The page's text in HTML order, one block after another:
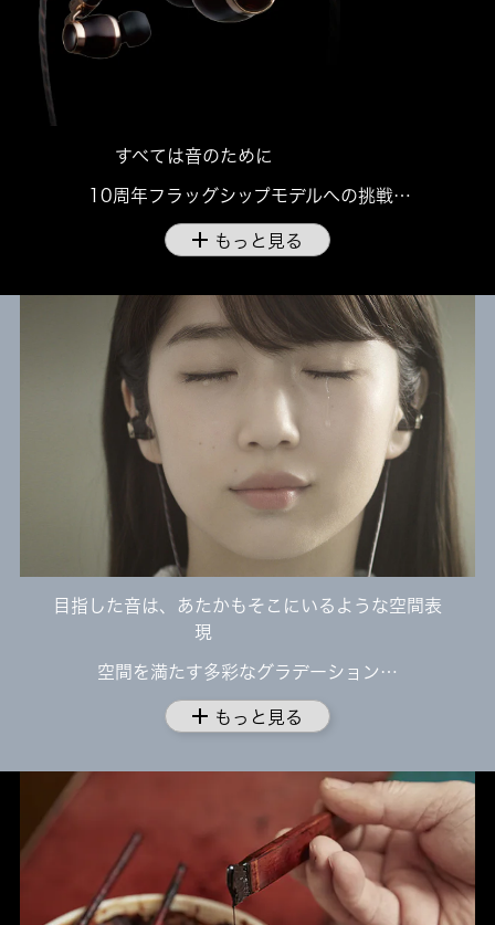
すべては音のために
10周年フラッグシップモデルへの挑戦…
add もっと見る
目指した音は、あたかもそこにいるような空間表
現
空間を満たす多彩なグラデーション…
add もっと見る